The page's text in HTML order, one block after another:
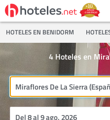
HOTELES EN BENIDORM
Hoteles en
4